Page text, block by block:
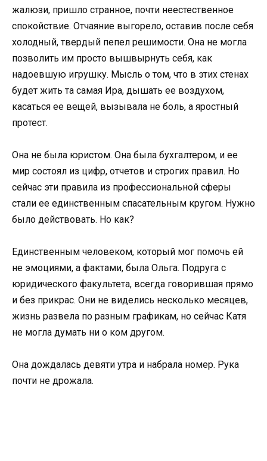
жалюзи, пришло странное, почти неестественное
спокойствие. Отчаяние выгорело, оставив после себя
холодный, твердый пепел решимости. Она не могла
позволить им просто вышвырнуть себя, как
надоевшую игрушку. Мысль о том, что в этих стенах
будет жить та самая Ира, дышать ее воздухом,
касаться ее вещей, вызывала не боль, а яростный
протест.
Она не была юристом. Она была бухгалтером, и ее
мир состоял из цифр, отчетов и строгих правил. Но
сейчас эти правила из профессиональной сферы
стали ее единственным спасательным кругом. Нужно
было действовать. Но как?
Единственным человеком, который мог помочь ей
не эмоциями, а фактами, была Ольга. Подруга с
юридического факультета, всегда говорившая прямо
и без прикрас. Они не виделись несколько месяцев,
жизнь развела по разным графикам, но сейчас Катя
не могла думать ни о ком другом.
Она дождалась девяти утра и набрала номер. Рука
почти не дрожала.